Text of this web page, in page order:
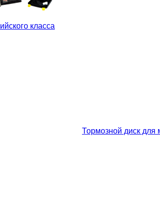
класса
Тормозной диск для